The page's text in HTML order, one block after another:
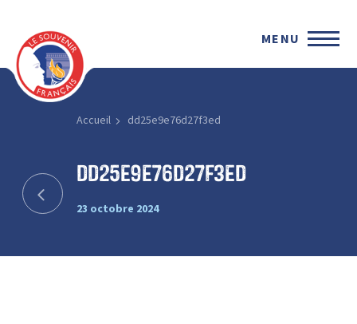
MENU
Accueil dd25e9e76d27f3ed
dd25e9e76d27f3ed
23 octobre 2024